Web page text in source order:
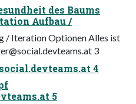
des Baums
Aufbau /
/ Iteration Optionen Alles ist
3
4
5